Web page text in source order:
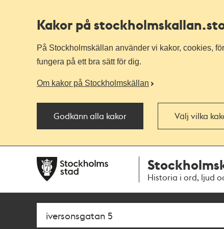
Kakor på stockholmskallan
På Stockholmskällan använder vi kakor, cookies,
fungera på ett bra sätt för dig.
Om kakor på Stockholmskällan
Godkänn alla kakor Välj vilka
navigationen
huvudinnehållet
Historia i ord, ljud
Sök